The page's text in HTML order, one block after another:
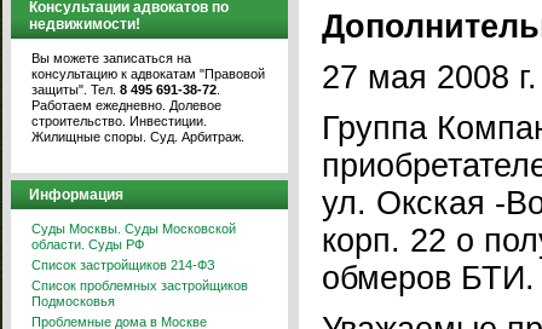
Консультации адвокатов по
недвижимости!
Вы можете записаться на
консультацию к адвокатам "Правовой
защиты". Тел. 8 495 691-38-72
Работаем ежедневно. Долевое
строительство. Инвестиции.
Жилищные споры. Суд. Арбитраж.
Информация
Суды Москвы. Суды Московской
области. Суды РФ
Список застройщиков 214-ФЗ
Список проблемных застройщиков
Подмосковья
Проблемные дома в Москве
27 мая 2008 г.
Группа
ул. Окская -
корп. 22 о
обмеров БТИ.